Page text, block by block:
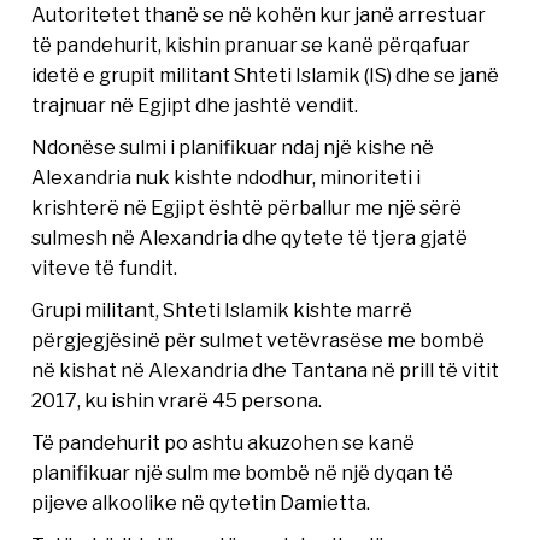
Autoritetet thanë se në kohën kur janë arrestuar
të pandehurit, kishin pranuar se kanë përqafuar
idetë e grupit militant Shteti Islamik (IS) dhe se janë
trajnuar në Egjipt dhe jashtë vendit.
Ndonëse sulmi i planifikuar ndaj një kishe në
Alexandria nuk kishte ndodhur, minoriteti i
krishterë në Egjipt është përballur me një sërë
sulmesh në Alexandria dhe qytete të tjera gjatë
viteve të fundit.
Grupi militant, Shteti Islamik kishte marrë
përgjegjësinë për sulmet vetëvrasëse me bombë
në kishat në Alexandria dhe Tantana në prill të vitit
2017, ku ishin vrarë 45 persona.
Të pandehurit po ashtu akuzohen se kanë
planifikuar një sulm me bombë në një dyqan të
pijeve alkoolike në qytetin Damietta.